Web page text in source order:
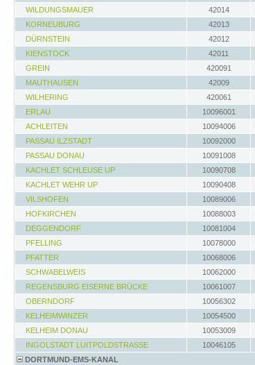
WILDUNGSMAUER
42014
KORNEUBURG
42013
DÜRNSTEIN
42012
KIENSTOCK
42011
GREIN
420091
MAUTHAUSEN
42009
WILHERING
420061
ERLAU
10096001
ACHLEITEN
10094006
PASSAU ILZSTADT
10092000
PASSAU DONAU
10091008
KACHLET SCHLEUSE UP
10090708
KACHLET WEHR UP
10090408
VILSHOFEN
10089006
HOFKIRCHEN
10088003
DEGGENDORF
10081004
PFELLING
10078000
PFATTER
10068006
SCHWABELWEIS
10062000
REGENSBURG EISERNE BRÜCKE
10061007
OBERNDORF
10056302
KELHEIMWINZER
10054500
KELHEIM DONAU
10053009
INGOLSTADT LUITPOLDSTRASSE
10046105
DORTMUND-EMS-KANAL